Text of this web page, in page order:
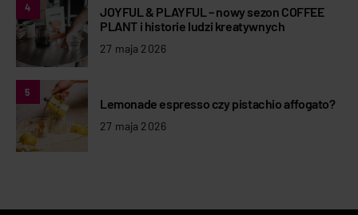
4
JOYFUL & PLAYFUL – nowy sezon COFFEE
PLANT i historie ludzi kreatywnych
27 maja 2026
5
Lemonade espresso czy pistachio affogato?
27 maja 2026